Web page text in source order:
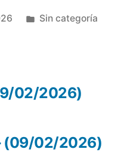
Publicada
Sin categoría
(09/02/2026)
02/2026)